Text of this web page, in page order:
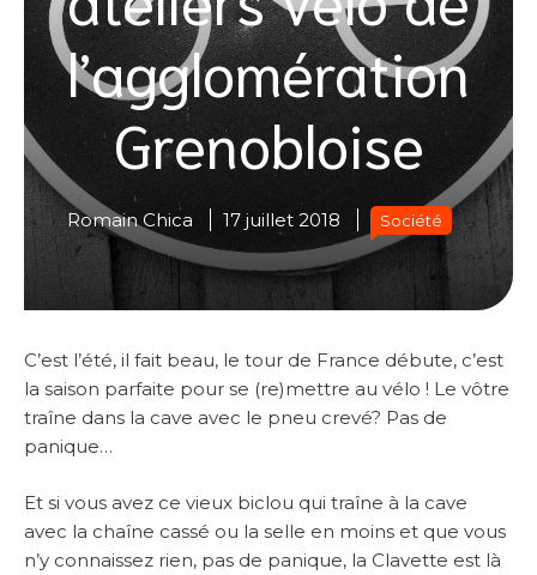
l’agglomération
Grenobloise
Romain Chica 17 juillet 2018 Société
C’est l’été, il fait beau, le tour de France débute, c’est
la saison parfaite pour se (re)mettre au vélo ! Le vôtre
traîne dans la cave avec le pneu crevé? Pas de
panique…
Et si vous avez ce vieux biclou qui traîne à la cave
avec la chaîne cassé ou la selle en moins et que vous
n’y connaissez rien, pas de panique, la Clavette est là